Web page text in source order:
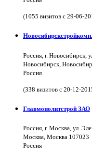
(1055 визитов с 29-06-
Россия, г. Новосибирск,
Новосибирск,
Россия
(338 визитов с 20-12-
Главмонолитстрой ЗАО
Россия, г. Москва, ул.
Москва, Москва 107023
Россия